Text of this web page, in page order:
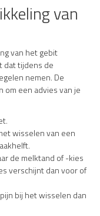
van
van het gebit
dat tijdens de
nemen. De
een advies van je
wisselen van een
de melktand of -kies
verschijnt dan voor of
bij het wisselen dan